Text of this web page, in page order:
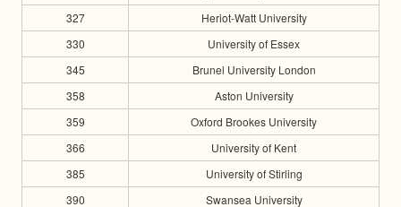
327
Heriot-Watt University
330
University of Essex
345
Brunel University London
358
Aston University
359
Oxford Brookes University
366
University of Kent
385
University of Stirling
390
Swansea University